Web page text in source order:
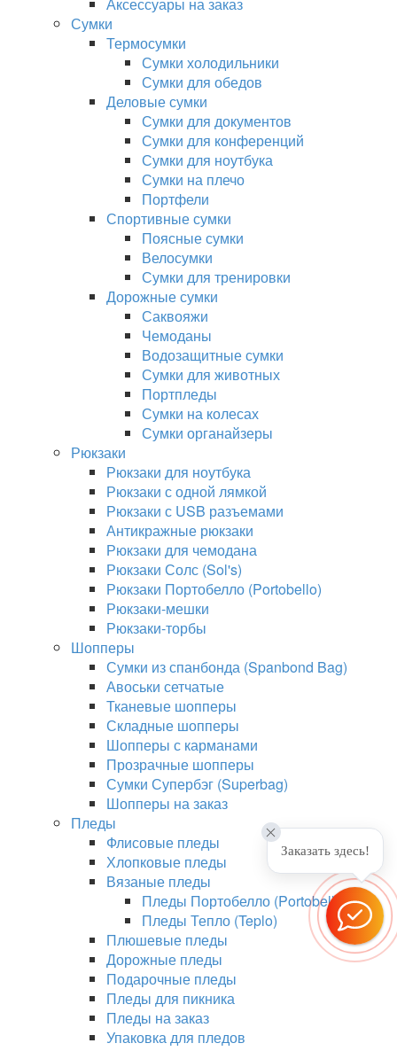
Сумки
Термосумки
Сумки холодильники
Сумки для обедов
Деловые сумки
Сумки для документов
Сумки для конференций
Сумки для ноутбука
Сумки на плечо
Портфели
Спортивные сумки
Поясные сумки
Велосумки
Сумки для тренировки
Дорожные сумки
Саквояжи
Чемоданы
Водозащитные сумки
Сумки для животных
Портпледы
Сумки на колесах
Сумки органайзеры
Рюкзаки
Рюкзаки для ноутбука
Рюкзаки с одной лямкой
Рюкзаки с USB разъемами
Антикражные рюкзаки
Рюкзаки для чемодана
Рюкзаки Солс (Sol's)
Рюкзаки Портобелло (Portobello)
Рюкзаки-мешки
Рюкзаки-торбы
Шопперы
Сумки из спанбонда (Spanbond Bag)
Авоськи сетчатые
Тканевые шопперы
Складные шопперы
Шопперы с карманами
Прозрачные шопперы
Сумки Супербэг (Superbag)
Шопперы на заказ
Пледы
Флисовые пледы
Хлопковые пледы
Вязаные пледы
Пледы Портобелло (Portobello)
Пледы Тепло (Teplo)
Плюшевые пледы
Дорожные пледы
Подарочные пледы
Пледы для пикника
Пледы на заказ
Упаковка для пледов
Заказать здесь!